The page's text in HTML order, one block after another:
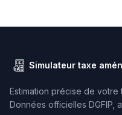
Simulateur taxe
Estimation précise de votre
Données officielles DGFIP,